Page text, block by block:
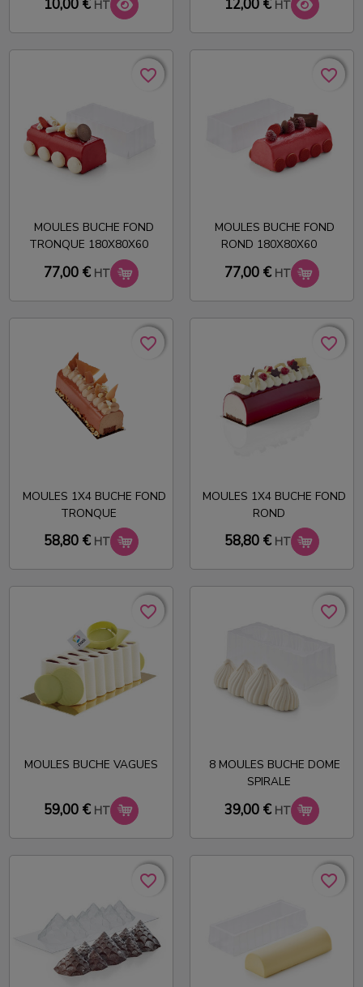
10,00 € HT 12,00 € HT
MOULES BUCHE FOND
TRONQUE 180X80X60
77,00 € HT
favorite_border
favorite_border
MOULES BUCHE FOND
ROND 180X80X60
77,00 € HT
favorite_border
favorite_border
MOULES 1X4 BUCHE FOND
TRONQUE
58,80 € HT
favorite_border
favorite_border
MOULES 1X4 BUCHE FOND
ROND
58,80 € HT
favorite_border
favorite_border
MOULES BUCHE VAGUES
59,00 € HT
favorite_border
favorite_border
8 MOULES BUCHE DOME
SPIRALE
39,00 € HT
favorite_border
favorite_border
favorite_border
favorite_border favorite_border
favorite_border